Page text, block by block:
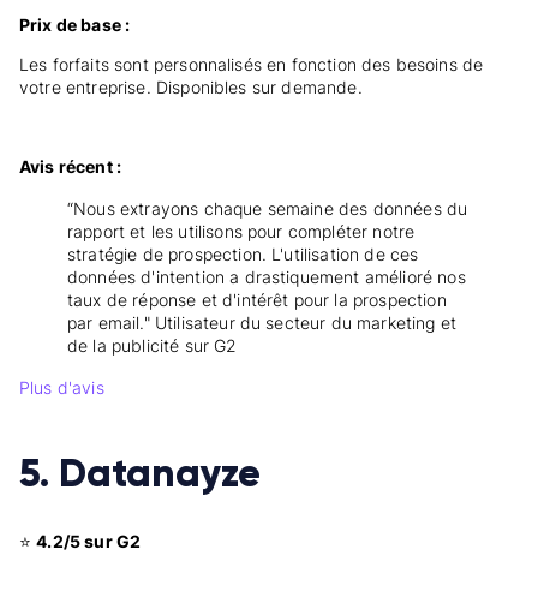
Prix de base :
Les forfaits sont personnalisés en fonction des besoins de
votre entreprise. Disponibles sur demande.
Avis récent :
“Nous extrayons chaque semaine des données du
rapport et les utilisons pour compléter notre
stratégie de prospection. L'utilisation de ces
données d'intention a drastiquement amélioré nos
taux de réponse et d'intérêt pour la prospection
par email." Utilisateur du secteur du marketing et
de la publicité sur G2
Plus d'avis
5. Datanayze
⭐4.2/5 sur G2